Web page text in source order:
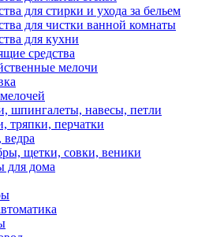
для стирки и ухода за бельем
для чистки ванной комнаты
для кухни
средства
мелочи
шпингалеты, навесы, петли
тряпки, перчатки
ведра
щетки, совки, веники
для дома